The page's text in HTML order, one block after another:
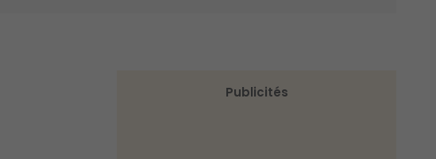
Publicités